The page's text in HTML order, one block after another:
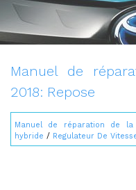
CONTACTS
Manuel de
2018: Repose
Manuel de réparation de la
hybride / Regulateur De